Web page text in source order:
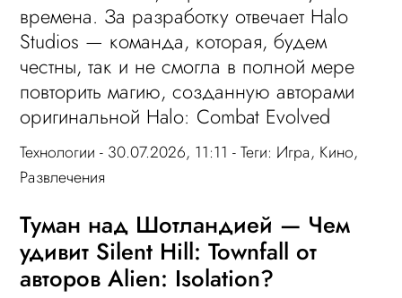
времена. За разработку отвечает Halo
Studios — команда, которая, будем
честны, так и не смогла в полной мере
повторить магию, созданную авторами
оригинальной Halo: Combat Evolved
Технологии - 30.07.2026, 11:11 - Теги: Игра, Кино,
Развлечения
Туман над Шотландией — Чем
удивит Silent Hill: Townfall от
авторов Alien: Isolation?